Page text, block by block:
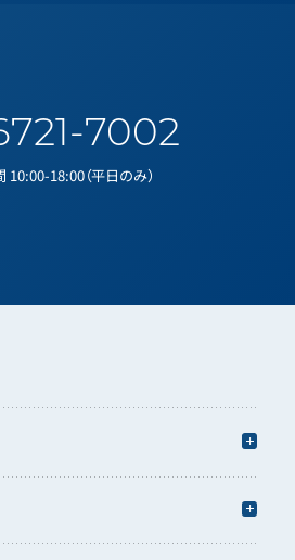
7002
10:00-18:00（平日のみ）